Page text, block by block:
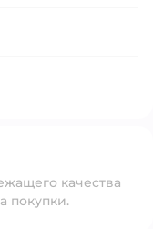
качества
покупки.